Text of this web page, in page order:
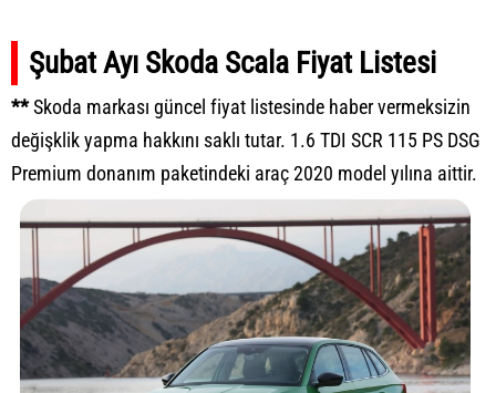
Şubat Ayı Skoda Scala Fiyat Listesi
**Skoda markası güncel fiyat listesinde haber vermeksizin
değişklik yapma hakkını saklı tutar. 1.6 TDI SCR 115 PS DSG
Premium donanım paketindeki araç 2020 model yılına aittir.